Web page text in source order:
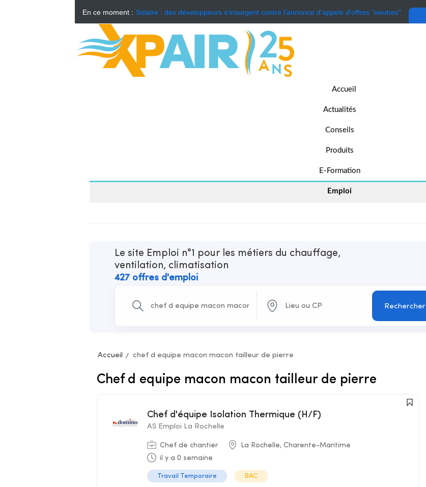
En ce moment : Solaire : des développeurs s'insurgent contre l'annonce d'appels d'offres "neutres"
Accueil
Actualités
Conseils
Produits
E-Formation
Emploi
Le site Emploi n°1 pour les métiers du chauffage,
ventilation, climatisation
427 offres d'emploi
Rechercher
Accueil chef d equipe macon macon tailleur de pierre
Chef d equipe macon macon tailleur de pierre
Chef d'équipe Isolation Thermique (H/F)
AS Emploi La Rochelle
Chef de chantier
La Rochelle, Charente-Maritime
il y a 0 semaine
Travail Temporaire BAC